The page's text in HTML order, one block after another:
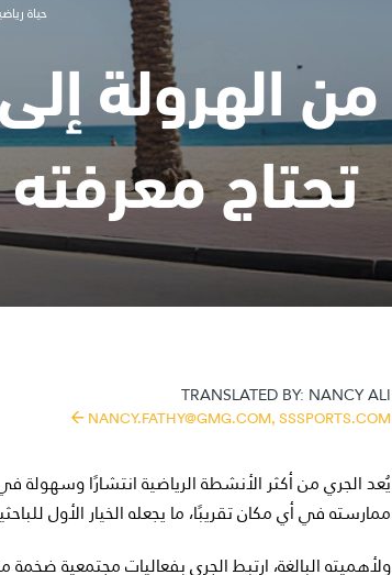
حياة رياضية | 24/
من الهرولة
تحتاج
TRANSLATED BY: NANCY ALI
NANCY.FATHY@GMG.COM, SSSPORTS.COM
يُعد الجري من أكثر الأنشطة الرياضية انتشارًا
ممارسته في أي مكان تقريبًا، ما يجعله الخيار الأول
ولأهميته البالغة، ارتبط الجري بفعاليات مجتمعية